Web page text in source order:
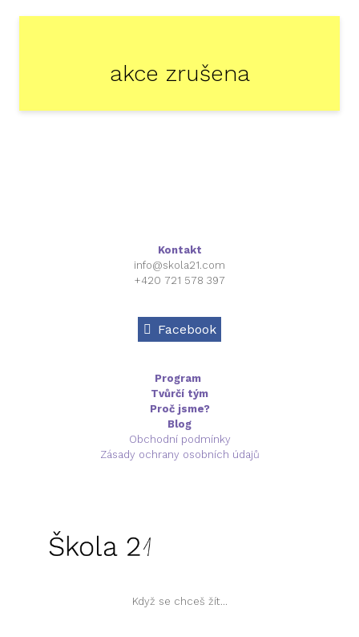
akce zrušena
Kontakt
info@skola21.com
+420 721 578 397
Facebook
Program
Tvůrčí tým
Proč jsme?
Blog
Obchodní podmínky
Zásady ochrany osobních údajů
Když se chceš žít...